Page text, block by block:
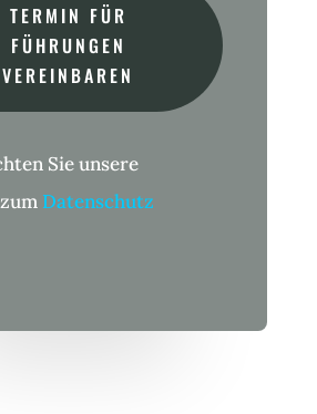
TERMIN FÜR
FÜHRUNGEN
VEREINBAREN
Sie unsere
Datenschutz